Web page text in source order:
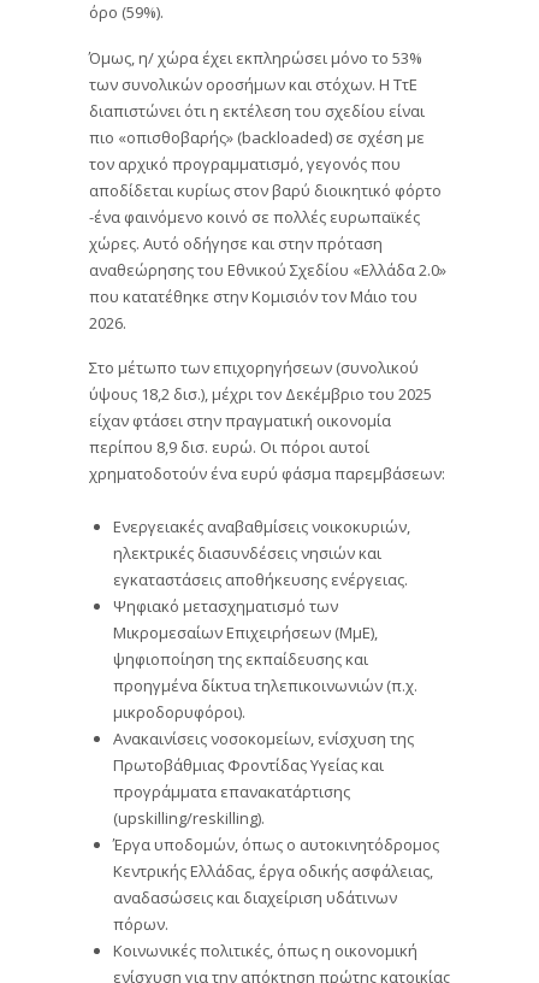
όρο (59%).
Όμως, η/ χώρα έχει εκπληρώσει μόνο το 53%
των συνολικών οροσήμων και στόχων. Η ΤτΕ
διαπιστώνει ότι η εκτέλεση του σχεδίου είναι
πιο «οπισθοβαρής» (backloaded) σε σχέση με
τον αρχικό προγραμματισμό, γεγονός που
αποδίδεται κυρίως στον βαρύ διοικητικό φόρτο
-ένα φαινόμενο κοινό σε πολλές ευρωπαϊκές
χώρες. Αυτό οδήγησε και στην πρόταση
αναθεώρησης του Εθνικού Σχεδίου «Ελλάδα 2.0»
που κατατέθηκε στην Κομισιόν τον Μάιο του
2026.
Στο μέτωπο των επιχορηγήσεων (συνολικού
ύψους 18,2 δισ.), μέχρι τον Δεκέμβριο του 2025
είχαν φτάσει στην πραγματική οικονομία
περίπου 8,9 δισ. ευρώ. Οι πόροι αυτοί
χρηματοδοτούν ένα ευρύ φάσμα παρεμβάσεων:
Ενεργειακές αναβαθμίσεις νοικοκυριών,
ηλεκτρικές διασυνδέσεις νησιών και
εγκαταστάσεις αποθήκευσης ενέργειας.
Ψηφιακό μετασχηματισμό των
Μικρομεσαίων Επιχειρήσεων (ΜμΕ),
ψηφιοποίηση της εκπαίδευσης και
προηγμένα δίκτυα τηλεπικοινωνιών (π.χ.
μικροδορυφόροι).
Ανακαινίσεις νοσοκομείων, ενίσχυση της
Πρωτοβάθμιας Φροντίδας Υγείας και
προγράμματα επανακατάρτισης
(upskilling/reskilling).
Έργα υποδομών, όπως ο αυτοκινητόδρομος
Κεντρικής Ελλάδας, έργα οδικής ασφάλειας,
αναδασώσεις και διαχείριση υδάτινων
πόρων.
Κοινωνικές πολιτικές, όπως η οικονομική
ενίσχυση για την απόκτηση πρώτης κατοικίας